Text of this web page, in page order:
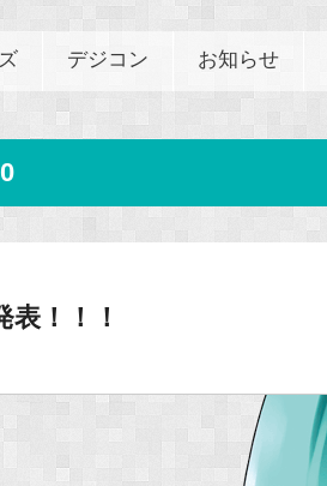
デジコン お知らせ
！！！